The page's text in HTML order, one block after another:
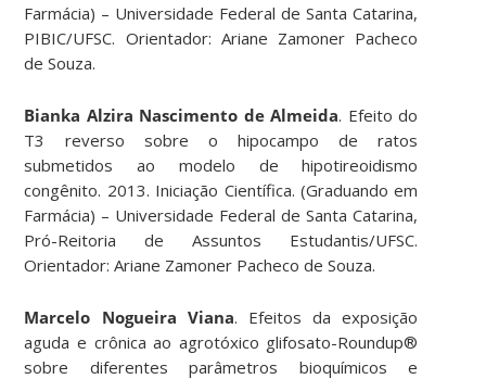
Farmácia) – Universidade Federal de Santa Catarina,
PIBIC/UFSC. Orientador: Ariane Zamoner Pacheco
de Souza.
Bianka Alzira Nascimento de Almeida. Efeito do
T3 reverso sobre o hipocampo de ratos
submetidos ao modelo de hipotireoidismo
congênito. 2013. Iniciação Científica. (Graduando em
Farmácia) – Universidade Federal de Santa Catarina,
Pró-Reitoria de Assuntos Estudantis/UFSC.
Orientador: Ariane Zamoner Pacheco de Souza.
Marcelo Nogueira Viana. Efeitos da exposição
aguda e crônica ao agrotóxico glifosato-Roundup®
sobre diferentes parâmetros bioquímicos e